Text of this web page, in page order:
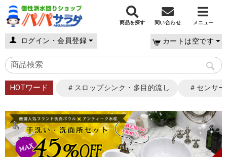
商品を探す 問い合わせ メニュー
ログイン・会員登録 カートは空です
HOTワード ＃スロップシンク・多目的流し ＃センサ